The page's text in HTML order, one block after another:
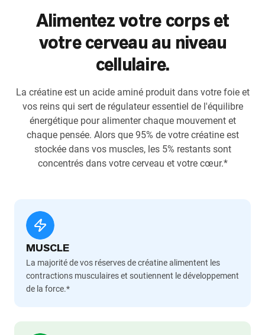
Alimentez votre corps et
votre cerveau au niveau
cellulaire.
La créatine est un acide aminé produit dans votre foie et
vos reins qui sert de régulateur essentiel de l'équilibre
énergétique pour alimenter chaque mouvement et
chaque pensée. Alors que 95% de votre créatine est
stockée dans vos muscles, les 5% restants sont
concentrés dans votre cerveau et votre cœur.*
MUSCLE
La majorité de vos réserves de créatine alimentent les
contractions musculaires et soutiennent le développement
de la force.*